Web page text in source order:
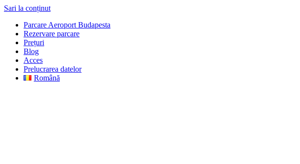
Sari la conținut
Parcare Aeroport Budapesta
Rezervare parcare
Prețuri
Blog
Acces
Prelucrarea datelor
Română